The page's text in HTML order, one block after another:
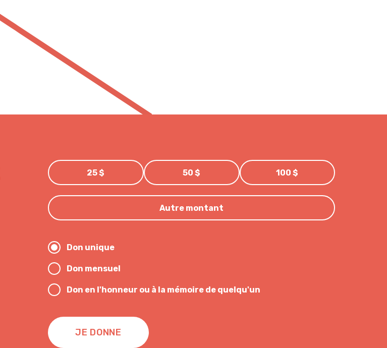
25 $ 50 $ 100 $
Autre montant
Don unique
Don mensuel
Don en l'honneur ou à la mémoire de quelqu'un
JE DONNE